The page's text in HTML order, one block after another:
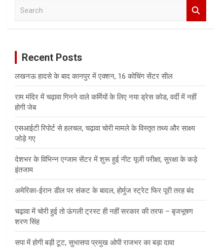
Recent Posts
लखनऊ हादसे के बाद कानपुर में एक्शन, 16 कोचिंग सेंटर सील
राम मंदिर में चढ़ावा गिनने वाले कर्मियों के लिए नया ड्रेस कोड, वर्दी में नहीं
होगी जेब
एसआईटी रिपोर्ट से हलचल, चढ़ावा चोरी मामले के विस्तृत तथ्य और साक्ष्य
जोड़े गए
देशभर के विभिन्न एग्जाम सेंटर में शुरू हुई नीट यूजी परीक्षा, सुरक्षा के कड़े
इंतजाम
अमेरिका-ईरान डील पर संकट के बादल, होर्मुज स्ट्रेट फिर पूरी तरह बंद
चढ़ावा में चोरी हुई तो ऊंगली ट्रस्ट ही नहीं सरकार की तरफ – बृजभूषण
शरण सिंह
सपा में होगी बड़ी टूट, सुभासपा प्रमुख ओपी राजभर का बड़ा दावा